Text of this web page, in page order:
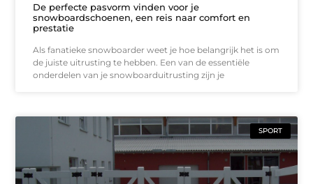
De perfecte pasvorm vinden voor je
snowboardschoenen, een reis naar comfort en
prestatie
Als fanatieke snowboarder weet je hoe belangrijk het is om
de juiste uitrusting te hebben. Een van de essentiële
onderdelen van je snowboarduitrusting zijn je
SPORT